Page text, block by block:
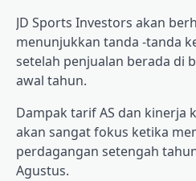
JD Sports Investors akan
menunjukkan tanda -tanda
setelah penjualan berada di
awal tahun.
Dampak tarif AS dan kinerja
akan sangat fokus ketika
perdagangan setengah
Agustus.